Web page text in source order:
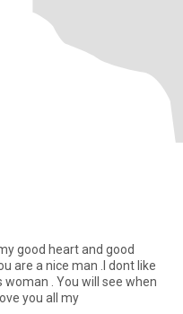
good heart and good
are a nice man .I dont like
. You will see when
you all my